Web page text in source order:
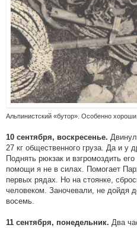
Альпинистский «бутор». Особенно
10 сентября, воскресенье.
27 кг общественного груза. Да и у
Поднять рюкзак и взгромоздить
помощи я не в силах. Помогает
первых рядах. Но на стоянке,
человеком. Заночевали, не дойдя
восемь.
11 сентября, понедельник. Два